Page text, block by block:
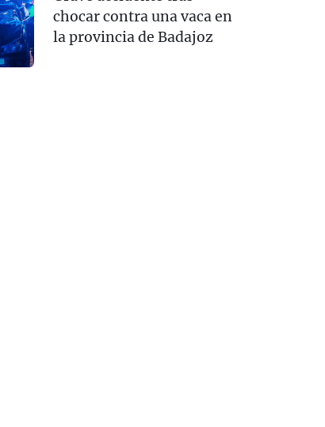
chocar contra una vaca en
la provincia de Badajoz